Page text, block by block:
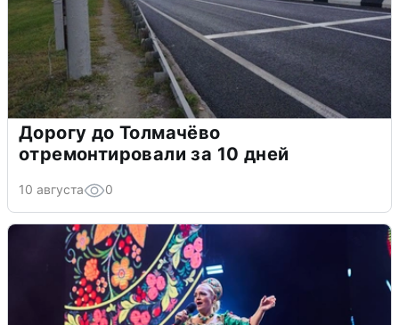
Дорогу до Толмачёво
отремонтировали за 10 дней
10 августа 0